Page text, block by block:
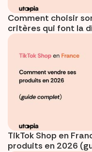
Comment choisir
critères qui font la
TikTok Shop en
produits en 2026